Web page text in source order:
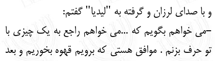
و با صدای لرزان و گرفته به "لیدیا" گفتم:
-می خواهم بگویم که ...می خواهم راجع به یک چیزی با
تو حرف بزنم . موافق هستی که برویم قهوه بخوریم و بعد